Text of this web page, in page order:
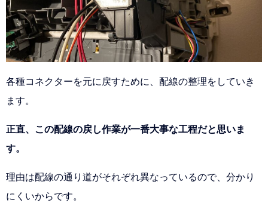
各種コネクターを元に戻すために、配線の整理をしていき
ます。
正直、この配線の戻し作業が一番大事な工程だと思いま
す。
理由は配線の通り道がそれぞれ異なっているので、分かり
にくいからです。